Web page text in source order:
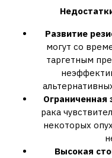
Развитие
могут со
таргетным
Ограниченная
рака
некоторых
Высокая